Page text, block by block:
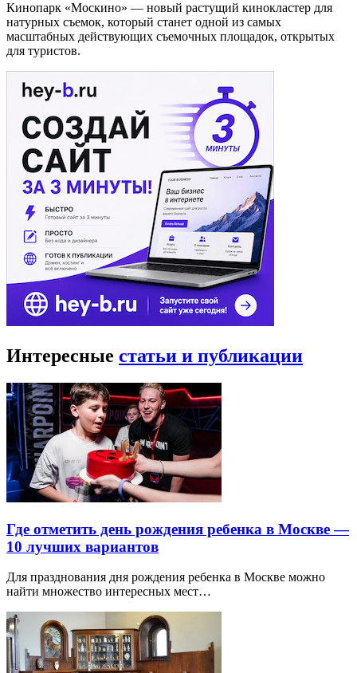
Кинопарк «Москино» — новый растущий кинокластер для
натурных съемок, который станет одной из самых
масштабных действующих съемочных площадок, открытых
для туристов.
Интересные статьи и публикации
Где отметить день рождения ребенка в Москве —
10 лучших вариантов
Для празднования дня рождения ребенка в Москве можно
найти множество интересных мест…